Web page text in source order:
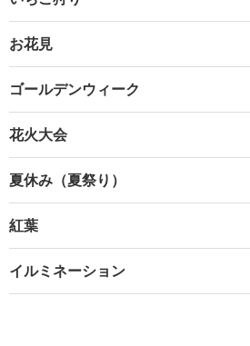
お花見
ゴールデンウィーク
花火大会
夏休み（夏祭り）
紅葉
イルミネーション